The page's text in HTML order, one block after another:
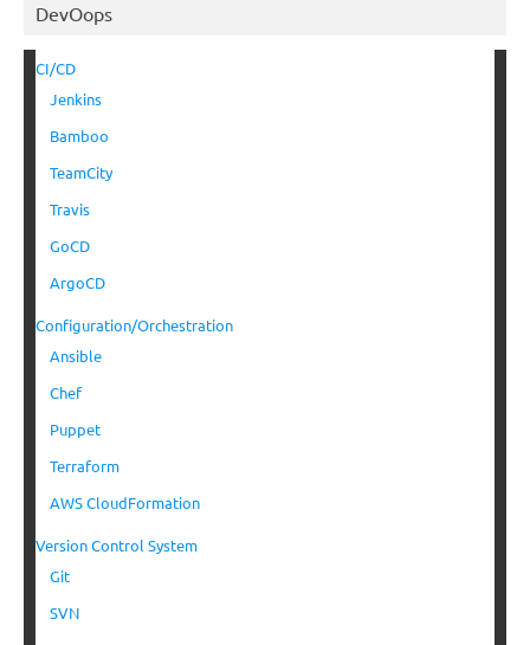
DevOops
CI/CD
Jenkins
Bamboo
TeamCity
Travis
GoCD
ArgoCD
Configuration/Orchestration
Ansible
Chef
Puppet
Terraform
AWS CloudFormation
Version Control System
Git
SVN